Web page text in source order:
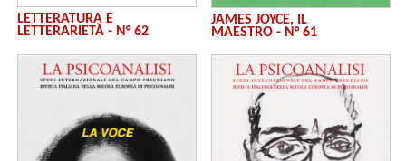
LETTERATURA E
LETTERARIETÀ - N° 62
JAMES JOYCE, IL
MAESTRO - N° 61